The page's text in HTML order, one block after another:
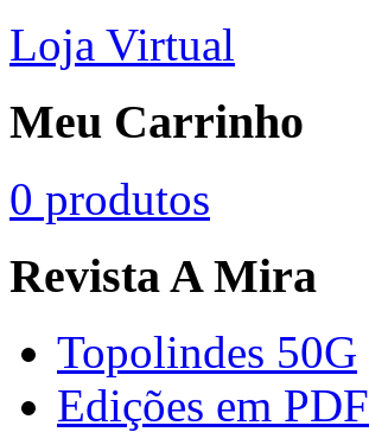
Loja Virtual
Meu Carrinho
0 produtos
Revista A Mira
Topolindes 50G
Edições em PDF